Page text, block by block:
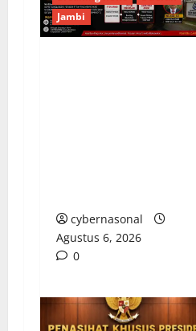
Jambi
cybernasonal
Agustus 6, 2026
0